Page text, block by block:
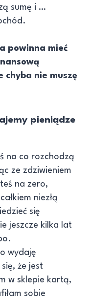
sumę i …
powinna mieć
chyba nie muszę
pieniądze
na co rozchodzą
ze zdziwieniem
na zero,
niezłą
się
jeszcze kilka lat
wydaję
że jest
w sklepie kartą,
sobie